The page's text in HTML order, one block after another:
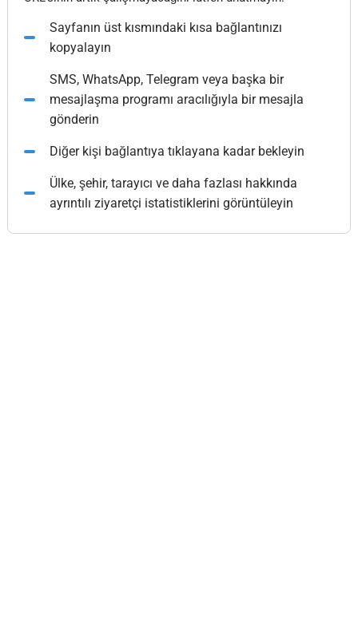
Sayfanın üst kısmındaki kısa bağlantınızı
kopyalayın
SMS, WhatsApp, Telegram veya başka bir
mesajlaşma programı aracılığıyla bir mesajla
gönderin
Diğer kişi bağlantıya tıklayana kadar bekleyin
Ülke, şehir, tarayıcı ve daha fazlası hakkında
ayrıntılı ziyaretçi istatistiklerini görüntüleyin